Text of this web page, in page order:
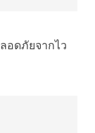
อดภัยจากไว